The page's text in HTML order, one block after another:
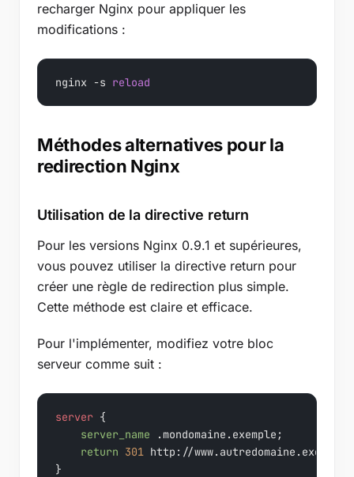
recharger Nginx pour appliquer les
modifications :
nginx -s reload
Méthodes alternatives pour la
redirection Nginx
Utilisation de la directive return
Pour les versions Nginx 0.9.1 et supérieures,
vous pouvez utiliser la directive return pour
créer une règle de redirection plus simple.
Cette méthode est claire et efficace.
Pour l'implémenter, modifiez votre bloc
serveur comme suit :
server {
server_name .mondomaine.exemple;
return 301 http://www.autredomaine.exemple
}